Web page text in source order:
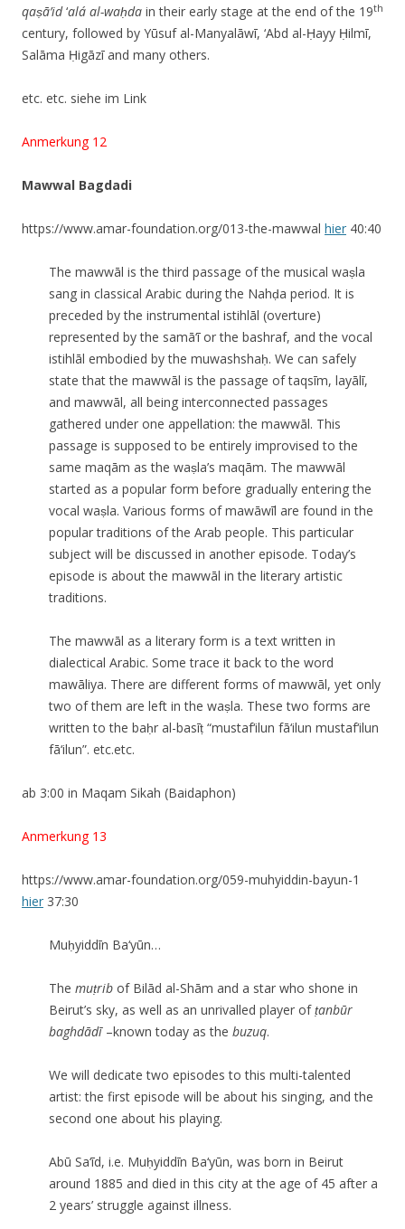
qaṣā’id‘alá al-waḥda in their early stage at the end of the 19th
century, followed by Yūsuf al-Manyalāwī, ‘Abd al-Ḥayy Ḥilmī,
Salāma Ḥigāzī and many others.
etc. etc. siehe im Link
Anmerkung 12
Mawwal Bagdadi
https://www.amar-foundation.org/013-the-mawwal hier 40:40
The mawwāl is the third passage of the musical waṣla
sang in classical Arabic during the Nahḍa period. It is
preceded by the instrumental istihlāl (overture)
represented by the samā‘ī or the bashraf, and the vocal
istihlāl embodied by the muwashshaḥ. We can safely
state that the mawwāl is the passage of taqsīm, layālī,
and mawwāl, all being interconnected passages
gathered under one appellation: the mawwāl. This
passage is supposed to be entirely improvised to the
same maqām as the waṣla’s maqām. The mawwāl
started as a popular form before gradually entering the
vocal waṣla. Various forms of mawāwīl are found in the
popular traditions of the Arab people. This particular
subject will be discussed in another episode. Today’s
episode is about the mawwāl in the literary artistic
traditions.
The mawwāl as a literary form is a text written in
dialectical Arabic. Some trace it back to the word
mawāliya. There are different forms of mawwāl, yet only
two of them are left in the waṣla. These two forms are
written to the baḥr al-basīṭ “mustaf‘ilun fā‘ilun mustaf‘ilun
fā‘ilun”. etc.etc.
ab 3:00 in Maqam Sikah (Baidaphon)
Anmerkung 13
https://www.amar-foundation.org/059-muhyiddin-bayun-1
hier 37:30
Muḥyiddīn Ba‘yūn…
The muṭrib of Bilād al-Shām and a star who shone in
Beirut’s sky, as well as an unrivalled player ofṭanbūr
baghdādī–known today as the buzuq.
We will dedicate two episodes to this multi-talented
artist: the first episode will be about his singing, and the
second one about his playing.
Abū Sa‘īd, i.e. Muḥyiddīn Ba‘yūn, was born in Beirut
around 1885 and died in this city at the age of 45 after a
2 years’ struggle against illness.